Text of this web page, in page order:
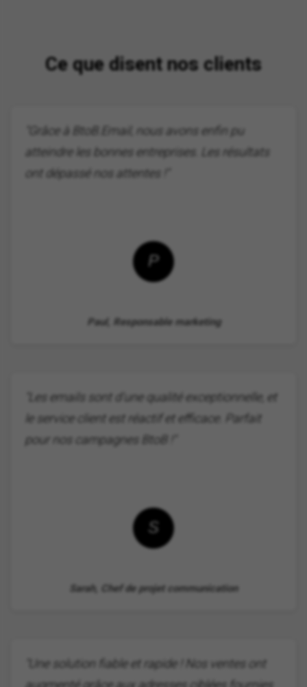
Ce que disent nos clients
"Grâce à BtoB.Email, nous avons enfin pu
atteindre les bonnes entreprises. Les résultats
ont dépassé nos attentes !"
P
Paul, Responsable marketing
"Les emails sont d'une qualité exceptionnelle, et
le service client est réactif et efficace. Parfait
pour nos campagnes BtoB !"
S
Sarah, Chef de projet communication
"Une solution fiable et rapide ! Nos ventes ont